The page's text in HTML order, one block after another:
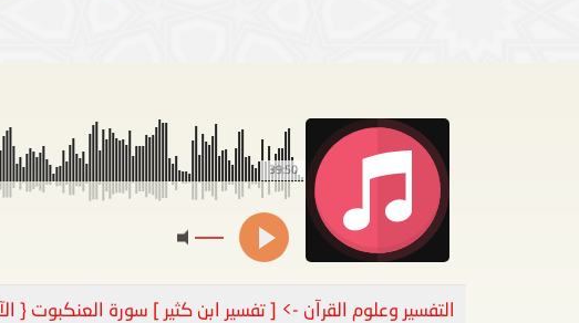
39:50
التفسير وعلوم القرآن -> [ تفسير ابن كثير ] سورة العنكبوت { الآية ٥٠ إلى